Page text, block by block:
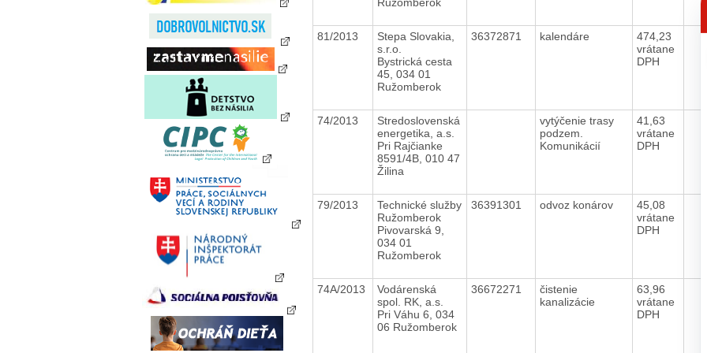
81/2013
Stepa Slovakia,
s.r.o.
Bystrická cesta
45, 034 01
Ružomberok
36372871 kalendáre
474,23
vrátane
DPH
74/2013
Stredoslovenská
energetika, a.s.
Pri Rajčianke
8591/4B, 010 47
Žilina
vytýčenie trasy
podzem.
Komunikácií
41,63
vrátane
DPH
79/2013
Technické služby
Ružomberok
Pivovarská 9,
034 01
Ružomberok
36391301 odvoz konárov
45,08
vrátane
DPH
74A/2013
Vodárenská
spol. RK, a.s.
Pri Váhu 6, 034
06 Ružomberok
36672271
čistenie
kanalizácie
63,96
vrátane
DPH